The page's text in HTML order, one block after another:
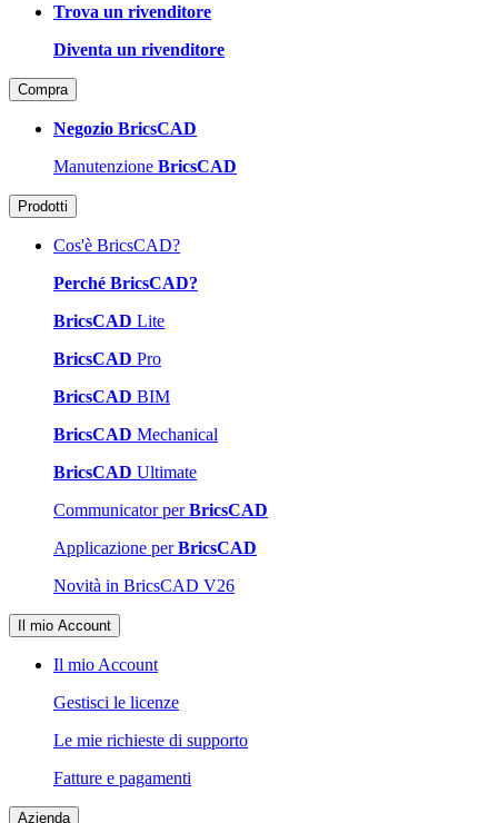
Trova un rivenditore
Diventa un rivenditore
Compra
Negozio BricsCAD
Manutenzione BricsCAD
Prodotti
Cos'è BricsCAD?
Perché BricsCAD?
BricsCAD Lite
BricsCAD Pro
BricsCAD BIM
BricsCAD Mechanical
BricsCAD Ultimate
Communicator perBricsCAD
Applicazione perBricsCAD
Novità in BricsCAD V26
Il mio Account
Il mio Account
Gestisci le licenze
Le mie richieste di supporto
Fatture e pagamenti
Azienda